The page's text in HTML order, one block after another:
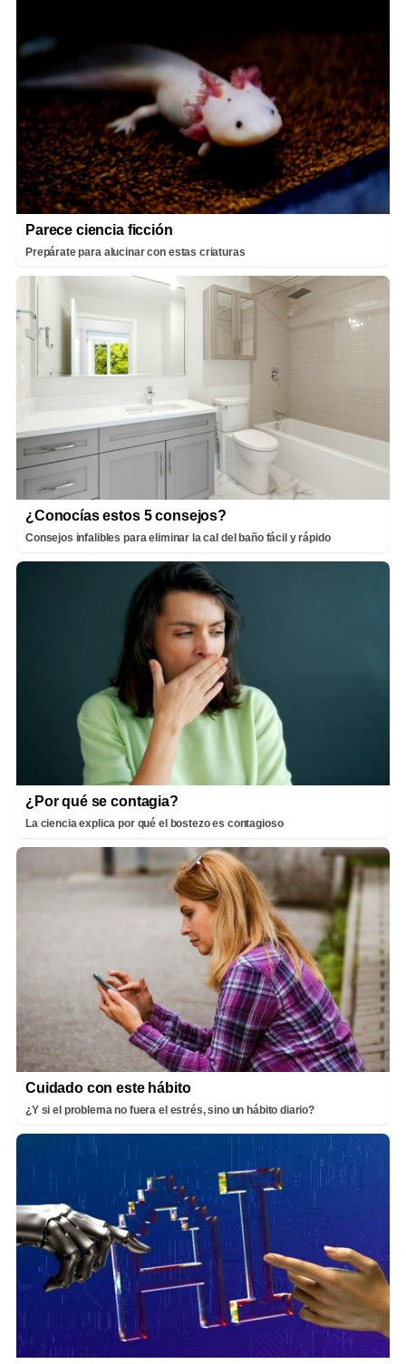
Parece ciencia ficción
Prepárate para alucinar con estas criaturas
¿Conocías estos 5 consejos?
Consejos infalibles para eliminar la cal del baño fácil y rápido
¿Por qué se contagia?
La ciencia explica por qué el bostezo es contagioso
Cuidado con este hábito
¿Y si el problema no fuera el estrés, sino un hábito diario?